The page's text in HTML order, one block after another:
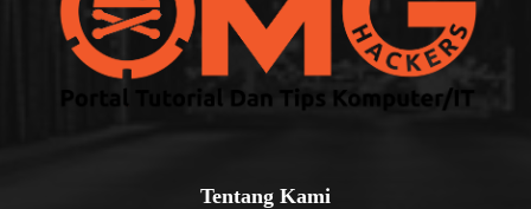
Tentang Kami